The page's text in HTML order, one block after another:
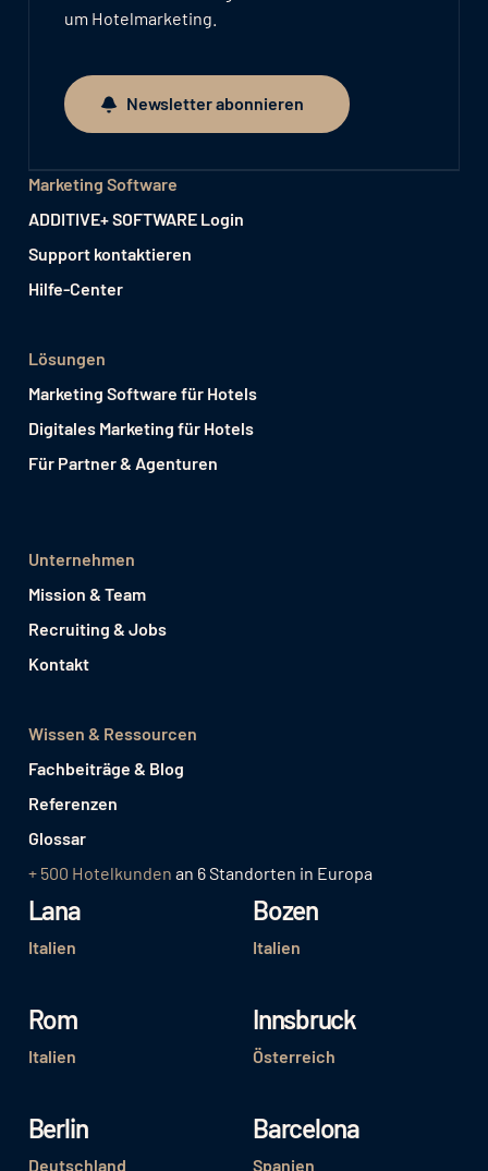
um Hotelmarketing.
Newsletter abonnieren
Newsletter abonnieren
Marketing Software
ADDITIVE+ SOFTWARE Login
Support kontaktieren
Hilfe-Center
Lösungen
Marketing Software für Hotels
Digitales Marketing für Hotels
Für Partner & Agenturen
Unternehmen
Mission & Team
Recruiting & Jobs
Kontakt
Wissen & Ressourcen
Fachbeiträge & Blog
Referenzen
Glossar
+ 500 Hotelkunden an 6 Standorten in Europa
Lana
Italien
Bozen
Italien
Rom
Italien
Innsbruck
Österreich
Berlin
Deutschland
Barcelona
Spanien